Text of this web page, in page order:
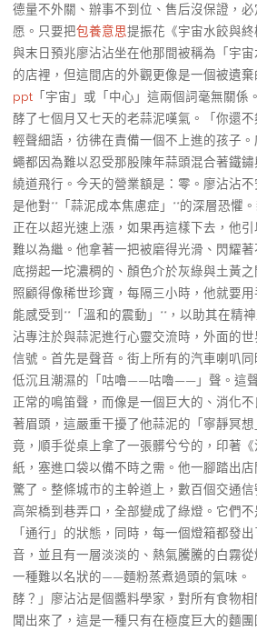
德量不外關、辦事不到位、售后沒保證，
愿。只要把包養意思提振花《宇宙水餃與
與末日預兆廖沾沾坐在他那間被稱為「宇宙
的店裡，但這間店的外觀更像是一個被遺
ppt「宇宙」或「中心」這兩個詞毫無關係
酵了七個月又七天的老蒜泥嘆氣。「你還
輕聲細語，彷彿在責備一個不上進的孩子
蠅都因為難以忍受那股陳年蒜頭混合著鐵
繞道飛行。今天的營業額是：零。廖沾沾
是他對**「蒜泥成本焦慮症」**的深層恐懼
正在以超光速上漲，如果再這樣下去，他
難以為繼。他拿著一把被磨得光滑、閃耀
底撈起一坨濃稠的、顏色介於灰綠與土黃
照顧得像稀世珍寶，每隔三小時，他就要
能感受到**「溫和的震動」**，以助其在精
沾專注於與蒜泥進行心靈交流時，外面的
信號。首先是聲音。街上所有的汽車喇叭同
低沉且潮濕的「咕嚕——咕嚕——」聲。這
正常的鳴笛聲，而像是一個巨大的、消化
著眉頭，這嚴重干擾了他蒜泥的「寧靜冥
竟，順手從桌上拿了一張髒兮兮的，印著
紙，塞進口袋以備不時之需。他一腳踏出
驚了。整條城市的主幹道上，數百個交通
高架橋到巷弄口，全部變成了綠燈。它們
「通行」的狀態，同時，每一個燈箱都發
音，並且有一層淡淡的、熱氣騰騰的白霧
一種難以名狀的——麵粉蒸煮過頭的氣味。
酵？」廖沾沾是個醬料學家，對所有食物
聞出來了，這是一種只有在極度巨大的麵